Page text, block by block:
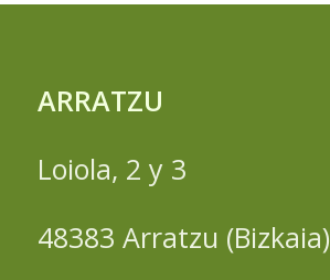
ARRATZU
Loiola, 2 y 3
48383 Arratzu (Bizkaia)